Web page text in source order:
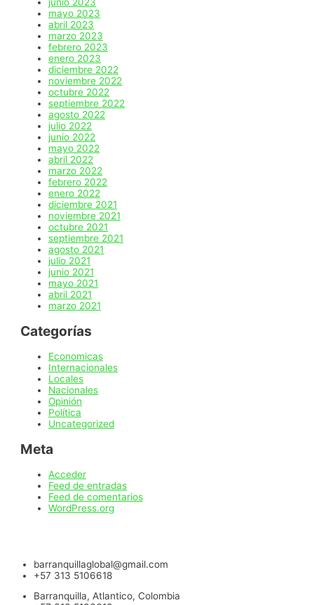
junio 2023
mayo 2023
abril 2023
marzo 2023
febrero 2023
enero 2023
diciembre 2022
noviembre 2022
octubre 2022
septiembre 2022
agosto 2022
julio 2022
junio 2022
mayo 2022
abril 2022
marzo 2022
febrero 2022
enero 2022
diciembre 2021
noviembre 2021
octubre 2021
septiembre 2021
agosto 2021
julio 2021
junio 2021
mayo 2021
abril 2021
marzo 2021
Categorías
Economicas
Internacionales
Locales
Nacionales
Opinión
Política
Uncategorized
Meta
Acceder
Feed de entradas
Feed de comentarios
WordPress.org
barranquillaglobal@gmail.com
+57 313 5106618
Barranquilla, Atlantico, Colombia